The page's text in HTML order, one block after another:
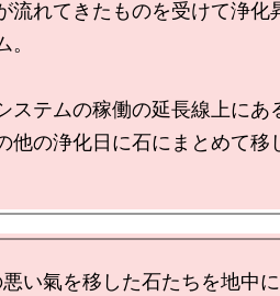
流れてきたものを受けて浄化
。
ステムの稼働の延長線上にあ
他の浄化日に石にまとめて移
い氣を移した石たちを地中